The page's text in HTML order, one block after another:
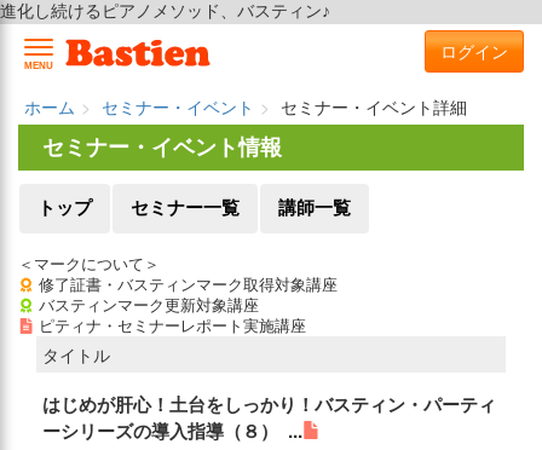
進化し続けるピアノメソッド、バスティン♪
MENU
ログイン
ホーム セミナー・イベント
セミナー・イベント詳細
セミナー・イベント情報
トップ セミナー一覧 講師一覧
＜マークについて＞
修了証書・バスティンマーク取得対象講座
バスティンマーク更新対象講座
ピティナ・セミナーレポート実施講座
タイトル
はじめが肝心！土台をしっかり！バスティン・パーティ
ーシリーズの導入指導（８） ...